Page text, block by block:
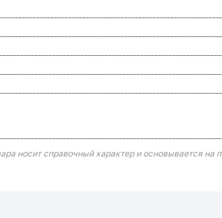
носит справочный характер и основывается